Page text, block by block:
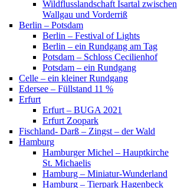
Wildflusslandschaft Isartal zwischen
Wallgau und Vorderriß
Berlin – Potsdam
Berlin – Festival of Lights
Berlin – ein Rundgang am Tag
Potsdam – Schloss Cecilienhof
Potsdam – ein Rundgang
Celle – ein kleiner Rundgang
Edersee – Füllstand 11 %
Erfurt
Erfurt – BUGA 2021
Erfurt Zoopark
Fischland- Darß – Zingst – der Wald
Hamburg
Hamburger Michel – Hauptkirche
St. Michaelis
Hamburg – Miniatur-Wunderland
Hamburg – Tierpark Hagenbeck